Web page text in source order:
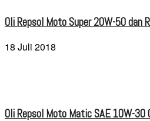
Oli Repsol Moto Super 20W-50 dan
18 Juli 2018
Oli Repsol Moto Matic SAE 10W-